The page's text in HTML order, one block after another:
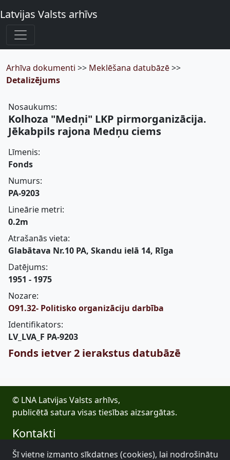
Latvijas Valsts arhīvs
Arhīva dokumenti >> Meklēšana datubāzē>>
Detalizējums
Nosaukums:
Kolhoza "Medņi" LKP pirmorganizācija.
Jēkabpils rajona Medņu ciems
Līmenis:
Fonds
Numurs:
PA-9203
Lineārie metri:
0.2m
Atrašanās vieta:
Glabātava Nr.10 PA, Skandu ielā 14, Rīga
Datējums:
1951 - 1975
Nozare:
O91.32- Politisko organizāciju darbība
Identifikators:
LV_LVA_F PA-9203
Fonds ietver 2 ierakstus datubāzē
© LNA Latvijas Valsts arhīvs,
publicētā satura visas tiesības aizsargātas.
Kontakti
E-pasts: lva@arhivi.gov.lv
Šī vietne izmanto sīkdatnes (cookies), lai nodrošinātu